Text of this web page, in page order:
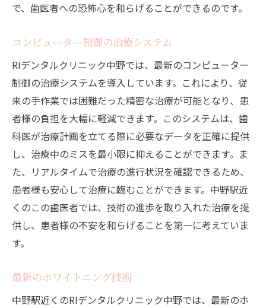
で、歯医者への恐怖心を和らげることができるのです。
コンピューター制御の治療システム
RIデンタルクリニック中野では、最新のコンピューター
制御の治療システムを導入しています。これにより、従
来の手作業では困難だった精密な治療が可能となり、患
者様の負担を大幅に軽減できます。このシステムは、歯
科医が治療計画を立てる際に必要なデータを正確に提供
し、治療中のミスを最小限に抑えることができます。ま
た、リアルタイムで治療の進行状況を確認できるため、
患者様も安心して治療に臨むことができます。中野駅近
くのこの歯医者では、技術の進歩を取り入れた治療を提
供し、患者様の不安を和らげることを第一に考えていま
す。
最新のホワイトニング技術
中野駅近くのRIデンタルクリニック中野では、最新のホ